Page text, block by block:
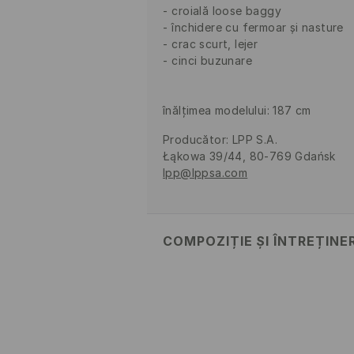
croială loose baggy
închidere cu fermoar și nasture
crac scurt, lejer
cinci buzunare
înălțimea modelului: 187 cm
Producător: LPP S.A.
Łąkowa 39/44, 80-769 Gdańsk
lpp@lppsa.com
COMPOZIȚIE ȘI